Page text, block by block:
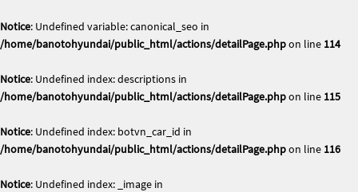
Notice: Undefined variable: canonical_seo in
/home/banotohyundai/public_html/actions/detailPage.phpon line 114
Notice: Undefined index: descriptions in
/home/banotohyundai/public_html/actions/detailPage.phpon line 115
Notice: Undefined index: botvn_car_id in
/home/banotohyundai/public_html/actions/detailPage.phpon line 116
Notice: Undefined index: _image in